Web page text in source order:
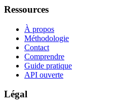
Ressources
À propos
Méthodologie
Contact
Comprendre
Guide pratique
API ouverte
Légal